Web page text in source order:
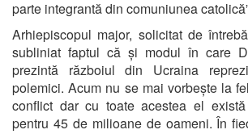
parte integrantă din comuniunea
Arhiepiscopul major, solicitat de
subliniat faptul că și modul în care
prezintă războiul din Ucraina
polemici. Acum nu se mai vorbește la
conflict dar cu toate acestea el
pentru 45 de milioane de oameni. În